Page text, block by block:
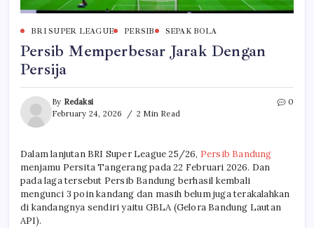
BRI SUPER LEAGUE PERSIB SEPAK BOLA
Persib Memperbesar Jarak Dengan
Persija
By Redaksi
February 24, 2026
2 Min Read
0
Dalam lanjutan BRI Super League 25/26, Persib Bandung
menjamu Persita Tangerang pada 22 Februari 2026. Dan
pada laga tersebut Persib Bandung berhasil kembali
mengunci 3 poin kandang dan masih belum juga terakalahkan
di kandangnya sendiri yaitu GBLA (Gelora Bandung Lautan
API).